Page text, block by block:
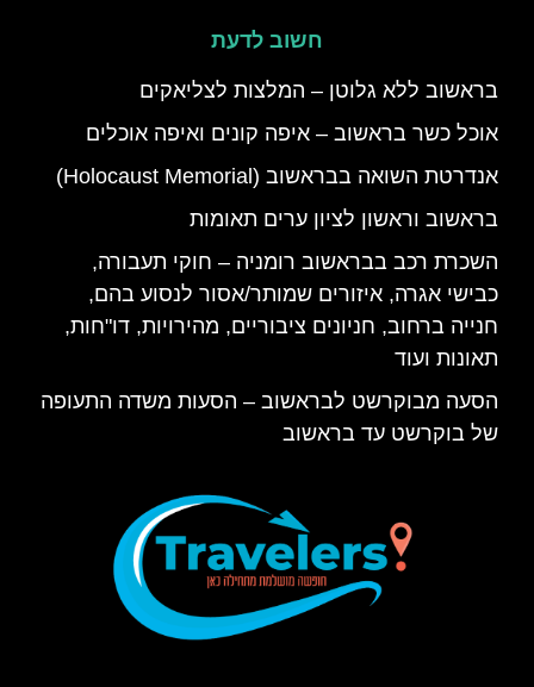
חשוב לדעת
בראשוב ללא גלוטן – המלצות לצליאקים
אוכל כשר בראשוב – איפה קונים ואיפה אוכלים
אנדרטת השואה בבראשוב (Holocaust Memorial)
בראשוב וראשון לציון ערים תאומות
השכרת רכב בבראשוב רומניה – חוקי תעבורה,
כבישי אגרה, איזורים שמותר/אסור לנסוע בהם,
חנייה ברחוב, חניונים ציבוריים, מהירויות, דו"חות,
תאונות ועוד
הסעה מבוקרשט לבראשוב – הסעות משדה התעופה
של בוקרשט עד בראשוב